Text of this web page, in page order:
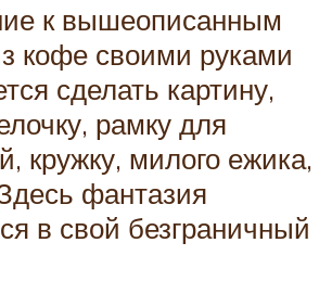
к вышеописанным
кофе своими руками
сделать картину,
рамку для
кружку, милого ежика,
фантазия
в свой безграничный